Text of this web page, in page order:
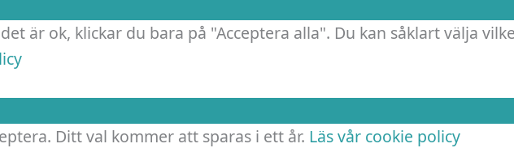
är ok, klickar du bara på "Acceptera alla". Du kan såklart välja
Ditt val kommer att sparas i ett år. Läs vår cookie policy